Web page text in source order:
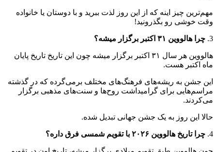
مهم‌ترین چیز اینه که از این روز لذت ببرید و با دوستان یا خانواده
وقت خوشی رو بگذرونید!
3. چرا هالووین ۳۱ اکتبر برگزار میشه؟
هالووین هر سال ۳۱ اکتبر برگزار میشه چون این تاریخ تاریخ پایان
ماه اکتبر هست.
این جشن به ریشه‌های فرهنگ‌های مختلف برمی‌گرده که در گذشته
مراسم‌هایی برای گرامیداشت روح‌ها و سنت‌های مذهبی برگزار
می‌کردند.
حالا این روز به یک جشن جهانی تبدیل شده.
4. چرا تاریخ هالووین ۲۰۲۶ با تقویم شمسی فرق داره؟